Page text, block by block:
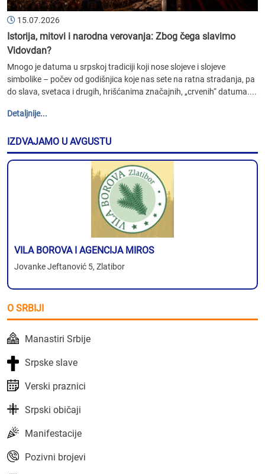
15.07.2026
Istorija, mitovi i narodna verovanja: Zbog čega slavimo
Vidovdan?
Mnogo je datuma u srpskoj tradiciji koji nose slojeve i slojeve
simbolike – počev od godišnjica koje nas sete na ratna stradanja, pa
do slava, svetaca i drugih, hrišćanima značajnih, „crvenih“ datuma....
Detaljnije...
IZDVAJAMO U AVGUSTU
VILA BOROVA I AGENCIJA MIROS
Jovanke Jeftanović 5, Zlatibor
O SRBIJI
Manastiri Srbije
Srpske slave
Verski praznici
Srpski običaji
Manifestacije
Pozivni brojevi